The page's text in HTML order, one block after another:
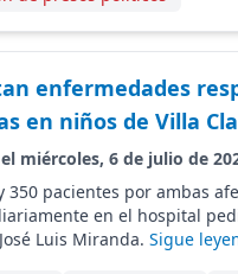
enfermedades
en niños de Villa
miércoles, 6 de julio de
350 pacientes por ambas
en el hospital
Luis Miranda. Sigue